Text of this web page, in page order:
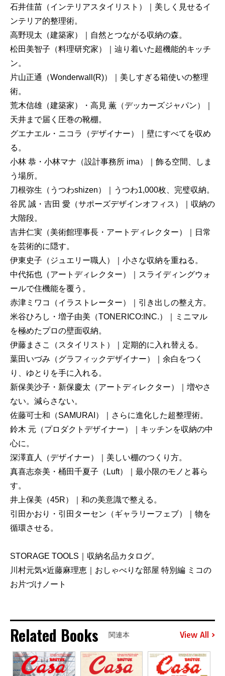
石井佳苗（インテリアスタイリスト）｜美しく見せるイ
ンテリア的整理術。
高野現太（建築家）｜自然とつながる収納の森。
松田美智子（料理研究家）｜辿り着いた超機能的キッチ
ン。
片山正通（Wonderwall(R)）｜美しすぎる箱使いの整理
術。
荒木信雄（建築家）・高見 薫（デッカーズジャパン）｜
天井まで届く圧巻の靴棚。
グエナエル・ニコラ（デザイナー）｜壁にすべてを収め
る。
小林 恭・小林マナ（設計事務所 ima）｜飾る空間、しま
う場所。
刀根弥生（うつわshizen）｜うつわ1,000枚、完璧収納。
谷尻 誠・吉田 愛（サポーズデザインオフィス）｜収納の
大階段。
吉井仁実（美術館理事長・アートディレクター）｜日常
を芸術的に隠す。
伊東史子（ジュエリー職人）｜小さな収納を重ねる。
中代拓也（アートディレクター）｜スライディングウォ
ールで住機能を覆う。
赤津ミワコ（イラストレーター）｜引き出しの整え方。
米谷ひろし・増子由美（TONERICO:INC.）｜ミニマル
を極めたプロの壁面収納。
伊藤まさこ（スタイリスト）｜定期的に入れ替える。
葉田いづみ（グラフィックデザイナー）｜余白をつく
り、ゆとりを手に入れる。
新保美沙子・新保慶太（アートディレクター）｜増やさ
ない。減らさない。
佐藤可士和（SAMURAI）｜さらに進化した超整理術。
鈴木 元（プロダクトデザイナー）｜キッチンを収納の中
心に。
深澤直人（デザイナー）｜美しい棚のつくり方。
真喜志奈美・桶田千夏子（Luft）｜最小限のモノと暮ら
す。
井上保美（45R）｜和の美意識で整える。
引田かおり・引田ターセン（ギャラリーフェブ）｜物を
循環させる。
STORAGE TOOLS｜収納名品カタログ。
川村元気×近藤麻理恵｜おしゃべりな部屋 特別編 ミコの
お片づけノート
Related Books 関連本 View All